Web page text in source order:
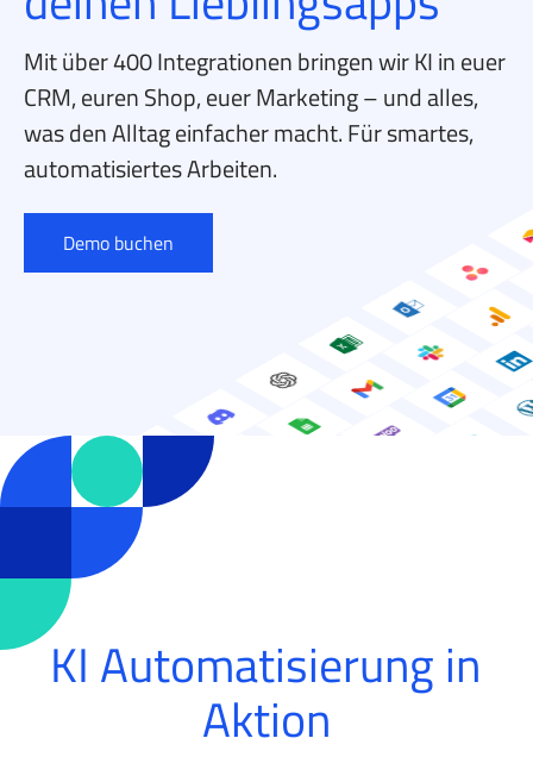
Mit über 400 Integrationen bringen wir KI in euer
CRM, euren Shop, euer Marketing – und alles,
was den Alltag einfacher macht. Für smartes,
automatisiertes Arbeiten.
Demo buchen
KI Automatisierung in
Aktion